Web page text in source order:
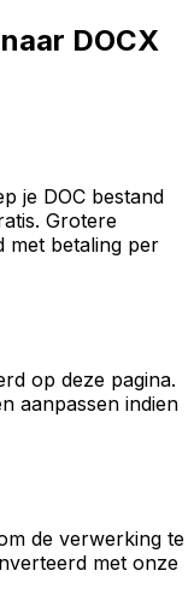
DOCX
je DOC bestand
Grotere
met betaling per
op deze pagina.
aanpassen indien
de verwerking te
met onze